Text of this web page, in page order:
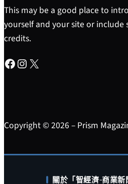
This may be a good place to
yourself and your site or include
credits.
Facebook Instagram X
Copyright © 2026 – Prism
關於「智經濟-商業新